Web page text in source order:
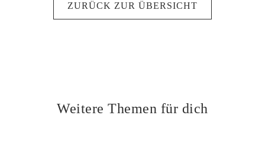
ZURÜCK ZUR ÜBERSICHT
Weitere Themen für dich